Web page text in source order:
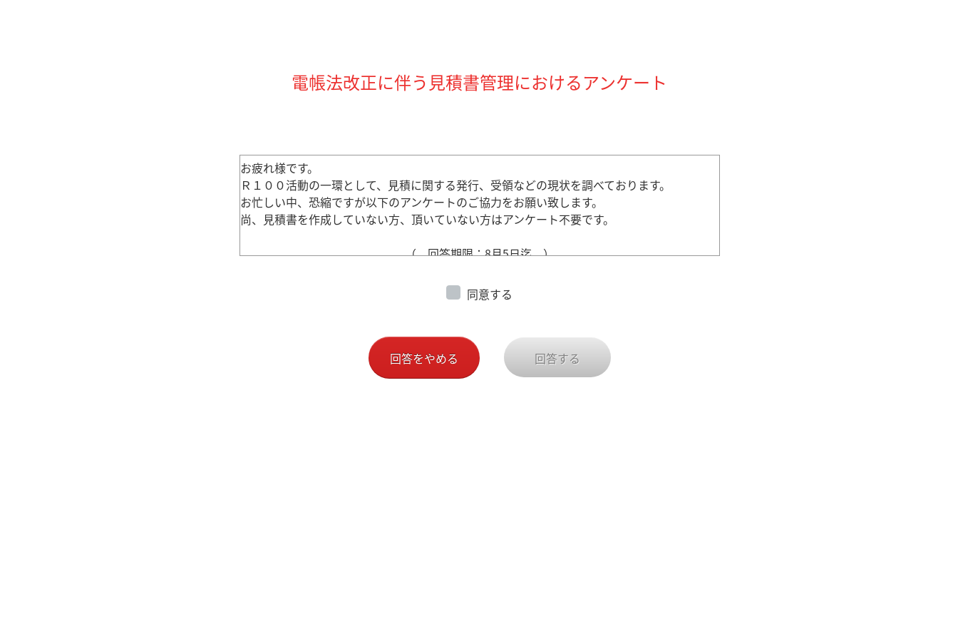
電帳法改正に伴う見積書管理におけるアンケート
お疲れ様です。
Ｒ１００活動の一環として、見積に関する発行、受領などの現状を調べております。
お忙しい中、恐縮ですが以下のアンケートのご協力をお願い致します。
尚、見積書を作成していない方、頂いていない方はアンケート不要です。
（回答期限：8月5日迄 ）
同意する
回答をやめる 回答する